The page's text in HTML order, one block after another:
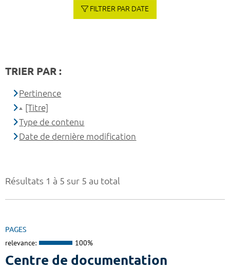
Résultats 1 à 5 sur 5 au total
PAGES
relevance: 100%
Centre de documentation
FILTRER PAR DATE
TRIER PAR :
Pertinence
[Titre]
Type de contenu
Date de dernière modification